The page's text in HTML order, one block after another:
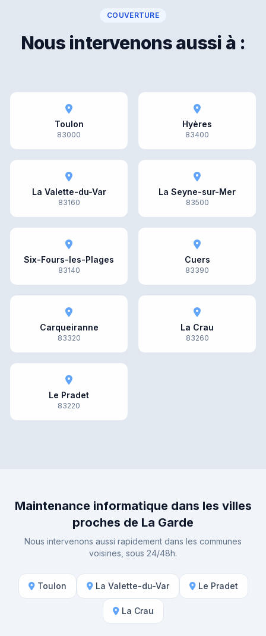
COUVERTURE
Nous intervenons aussi à :
Toulon
83000
Hyères
83400
La Valette-du-Var
83160
La Seyne-sur-Mer
83500
Six-Fours-les-Plages
83140
Cuers
83390
Carqueiranne
83320
La Crau
83260
Le Pradet
83220
Maintenance informatique dans les villes
proches de La Garde
Nous intervenons aussi rapidement dans les communes
voisines, sous 24/48h.
Toulon La Valette-du-Var Le Pradet
La Crau